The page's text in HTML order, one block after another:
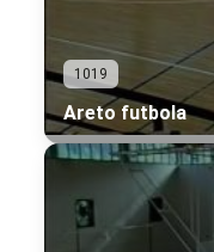
1019
Areto futbola